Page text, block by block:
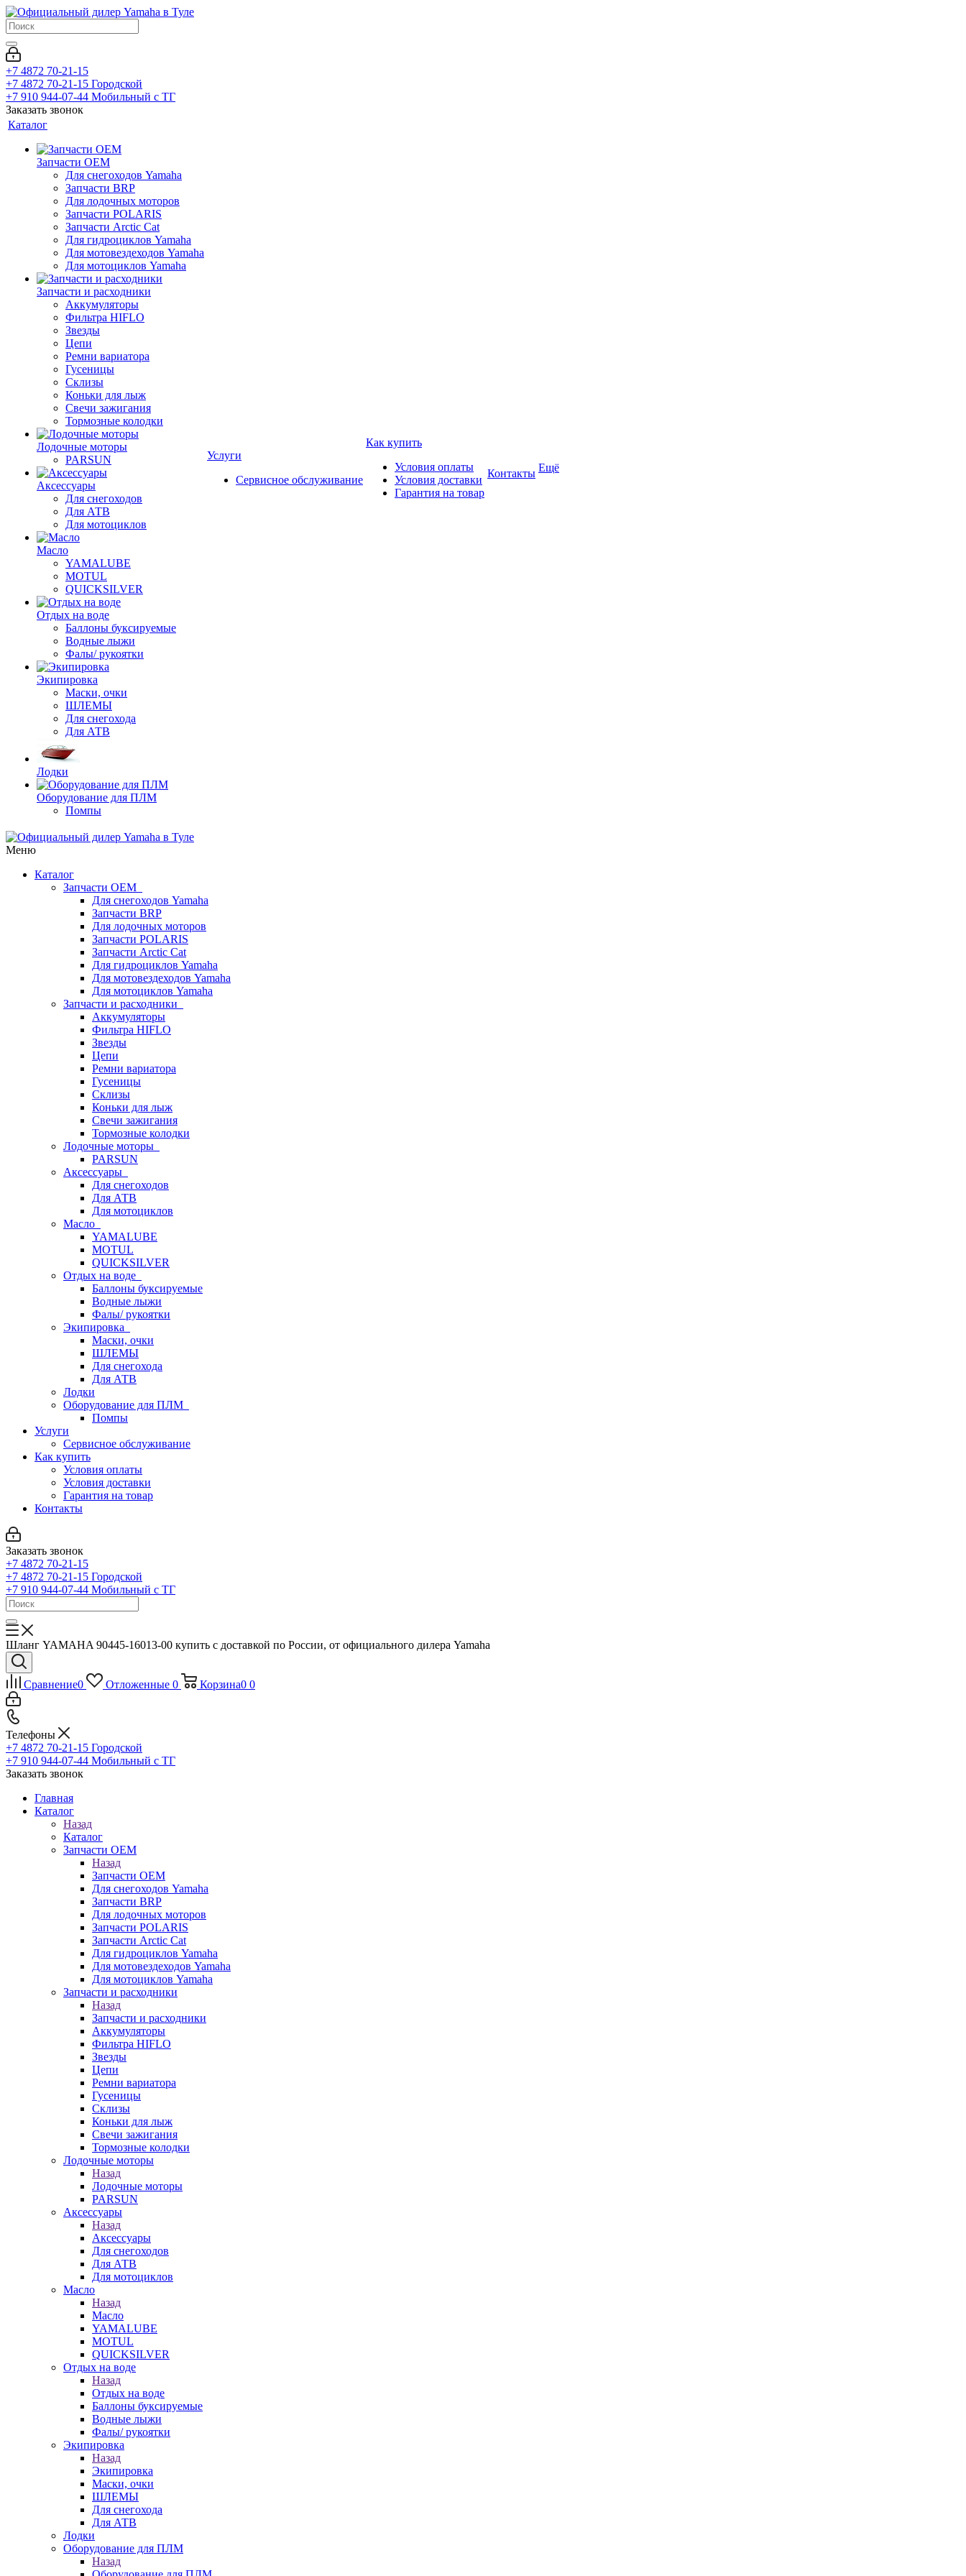
+7 4872 70-21-15
+7 4872 70-21-15 Городской
+7 910 944-07-44 Мобильный с ТГ
Заказать звонок
Каталог
Запчасти OEM
Для снегоходов Yamaha
Запчасти BRP
Для лодочных моторов
Запчасти POLARIS
Запчасти Arctic Cat
Для гидроциклов Yamaha
Для мотовездеходов Yamaha
Для мотоциклов Yamaha
Запчасти и расходники
Аккумуляторы
Фильтра HIFLO
Звезды
Цепи
Ремни вариатора
Гусеницы
Склизы
Коньки для лыж
Свечи зажигания
Тормозные колодки
Лодочные моторы
PARSUN
Аксессуары
Для снегоходов
Для АТВ
Для мотоциклов
Масло
YAMALUBE
MOTUL
QUICKSILVER
Отдых на воде
Баллоны буксируемые
Водные лыжи
Фалы/ рукоятки
Экипировка
Маски, очки
ШЛЕМЫ
Для снегохода
Для АТВ
Лодки
Оборудование для ПЛМ
Помпы
Услуги
Сервисное обслуживание
Как купить
Условия оплаты
Условия доставки
Гарантия на товар
Контакты Ещё
Меню
Каталог
Запчасти OEM
Для снегоходов Yamaha
Запчасти BRP
Для лодочных моторов
Запчасти POLARIS
Запчасти Arctic Cat
Для гидроциклов Yamaha
Для мотовездеходов Yamaha
Для мотоциклов Yamaha
Запчасти и расходники
Аккумуляторы
Фильтра HIFLO
Звезды
Цепи
Ремни вариатора
Гусеницы
Склизы
Коньки для лыж
Свечи зажигания
Тормозные колодки
Лодочные моторы
PARSUN
Аксессуары
Для снегоходов
Для АТВ
Для мотоциклов
Масло
YAMALUBE
MOTUL
QUICKSILVER
Отдых на воде
Баллоны буксируемые
Водные лыжи
Фалы/ рукоятки
Экипировка
Маски, очки
ШЛЕМЫ
Для снегохода
Для АТВ
Лодки
Оборудование для ПЛМ
Помпы
Услуги
Сервисное обслуживание
Как купить
Условия оплаты
Условия доставки
Гарантия на товар
Контакты
Заказать звонок
+7 4872 70-21-15
+7 4872 70-21-15 Городской
+7 910 944-07-44 Мобильный с ТГ
Шланг YAMAHA 90445-16013-00 купить с доставкой по России, от официального дилера Yamaha
Сравнение0 Отложенные 0 Корзина0 0
Телефоны
+7 4872 70-21-15 Городской
+7 910 944-07-44 Мобильный с ТГ
Заказать звонок
Главная
Каталог
Назад
Каталог
Запчасти OEM
Назад
Запчасти OEM
Для снегоходов Yamaha
Запчасти BRP
Для лодочных моторов
Запчасти POLARIS
Запчасти Arctic Cat
Для гидроциклов Yamaha
Для мотовездеходов Yamaha
Для мотоциклов Yamaha
Запчасти и расходники
Назад
Запчасти и расходники
Аккумуляторы
Фильтра HIFLO
Звезды
Цепи
Ремни вариатора
Гусеницы
Склизы
Коньки для лыж
Свечи зажигания
Тормозные колодки
Лодочные моторы
Назад
Лодочные моторы
PARSUN
Аксессуары
Назад
Аксессуары
Для снегоходов
Для АТВ
Для мотоциклов
Масло
Назад
Масло
YAMALUBE
MOTUL
QUICKSILVER
Отдых на воде
Назад
Отдых на воде
Баллоны буксируемые
Водные лыжи
Фалы/ рукоятки
Экипировка
Назад
Экипировка
Маски, очки
ШЛЕМЫ
Для снегохода
Для АТВ
Лодки
Оборудование для ПЛМ
Назад